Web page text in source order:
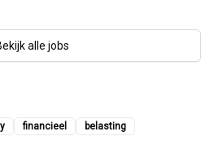
alle jobs
financieel
belasting